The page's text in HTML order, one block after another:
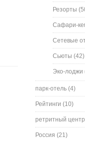
Резорты
Сафари-
Сетевые
Сьюты (42)
Эко-лоджи
парк-отель (4)
Рейтинги (10)
ретритный центр
Россия (21)